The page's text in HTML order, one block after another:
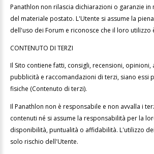
Panathlon non rilascia dichiarazioni o garanzie
del materiale postato. L'Utente si assume la
dell'uso dei Forum e riconosce che il loro
CONTENUTO DI TERZI
Il Sito contiene fatti, consigli, recensioni, opinioni,
pubblicità e raccomandazioni di terzi, siano essi
fisiche (Contenuto di terzi).
Il Panathlon non è responsabile e non avvalla i
contenuti né si assume la responsabilità per la
disponibilità, puntualità o affidabilità. L'utilizzo
solo rischio dell'Utente.